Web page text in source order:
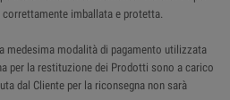
correttamente imballata e protetta.
medesima modalità di pagamento utilizzata
per la restituzione dei Prodotti sono a carico
dal Cliente per la riconsegna non sarà